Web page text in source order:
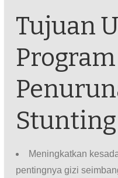
Tujuan
Program
Stunting
Meningkatkan
pentingnya gizi